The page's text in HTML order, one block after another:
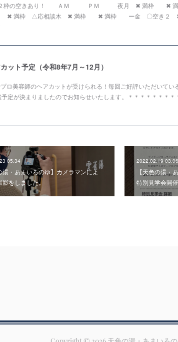
２枠の空きあり！ ＡＭ ＰＭ 夜月 ✖ 満枠
✖ 満枠 △応相談木 ✖ 満枠 ✖ 満枠 ー金 〇空き２
ット予定（令和8年7月～12月）
ロ美容師のヘアカットが受けられる！毎回ご好評いただいて
予定が決まりましたのでお知らせいたします。＊＊＊＊＊＊＊
05:34
湯・あまいろのゆ】カメラマンによ
をしました。
2022.02.19 03:06
【天色の湯・
特別見学会開